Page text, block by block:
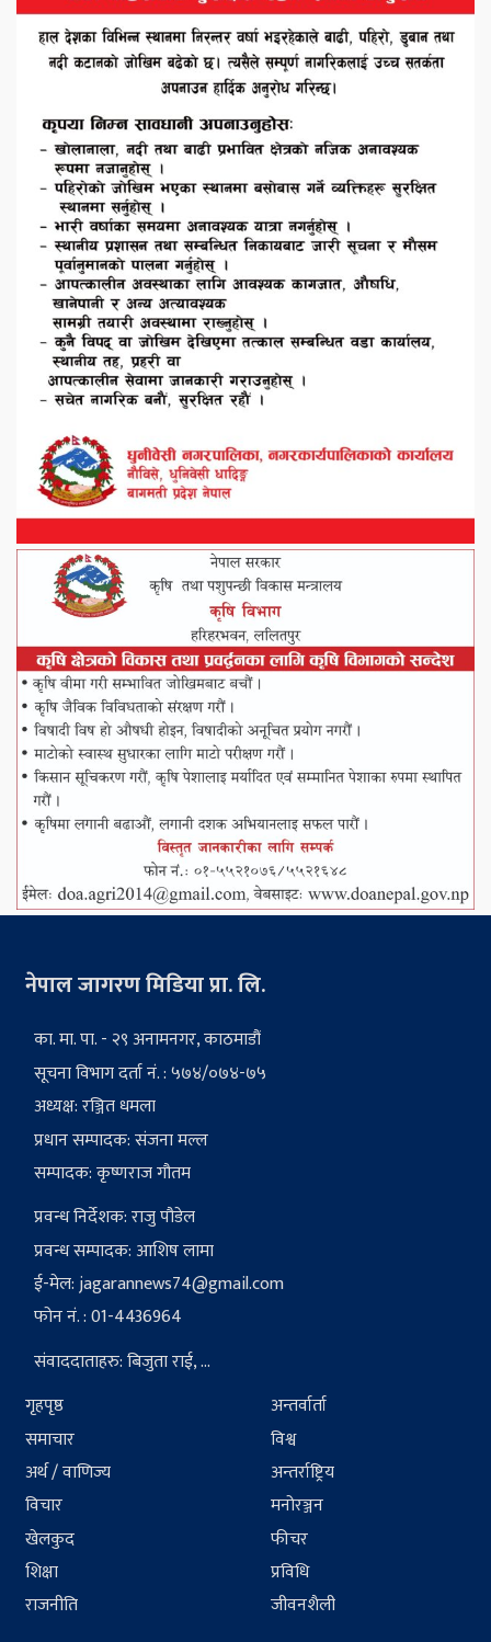
नेपाल जागरण मिडिया प्रा. लि.
का. मा. पा. - २९ अनामनगर, काठमाडौं
सूचना विभाग दर्ता नं. : ५७४/०७४-७५
अध्यक्ष: रञ्जित धमला
प्रधान सम्पादक: संजना मल्ल
सम्पादक: कृष्णराज गौतम
प्रवन्ध निर्देशक: राजु पौडेल
प्रवन्ध सम्पादक: आशिष लामा
ई-मेल:jagarannews74@gmail.com
फोन नं. : 01-4436964
संवाददाताहरु: बिजुता राई, ...
गृहपृष्ठ
समाचार
अर्थ / वाणिज्य
विचार
खेलकुद
शिक्षा
राजनीति
अन्तर्वार्ता
विश्व
अन्तर्राष्ट्रिय
मनोरञ्जन
फीचर
प्रविधि
जीवनशैली